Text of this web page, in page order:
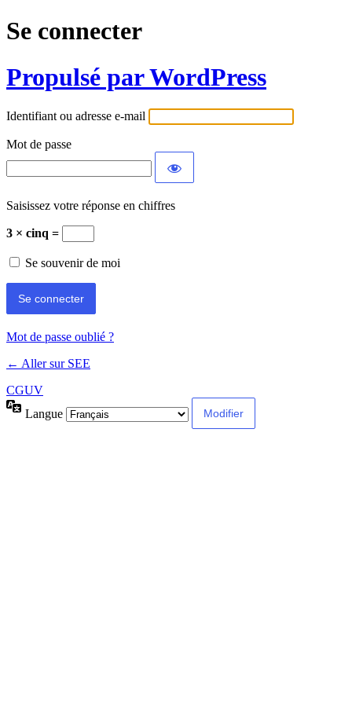
Se connecter
Propulsé par WordPress
Identifiant ou adresse e-mail
Mot de passe
Saisissez votre réponse en chiffres
3 × cinq =
Se souvenir de moi
Mot de passe oublié ?
← Aller sur SEE
CGUV
Langue